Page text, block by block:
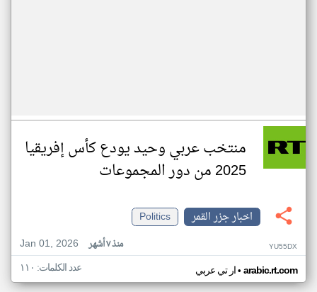
منتخب عربي وحيد يودع كأس إفريقيا
2025 من دور المجموعات
اخبار جزر القمر
Politics
Jan 01, 2026
منذ ٧ أشهر YU55DX
ار تي عربي• arabic.rt.com عدد الكلمات: ١١٠